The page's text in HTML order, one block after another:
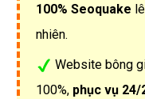
100% Seoquake
nhiên.
Website bông
100%, phục vụ 24/